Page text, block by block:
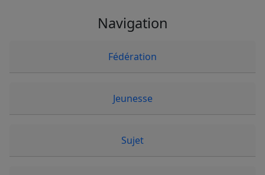
Navigation
Fédération
Jeunesse
Sujet